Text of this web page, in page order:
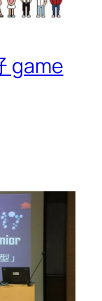
game